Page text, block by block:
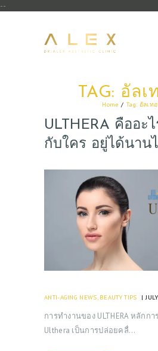
--
TAG: อัลเ
Home Tag: อัลเท
ULTHERA คืออะ
กับใคร อยู่ได้นาน
ANTI-AGING NEWS BEAUTY TIPS
การทำงานของ ULTHERA หลักก
Ulthera เป็นการปล่อยคลื่…